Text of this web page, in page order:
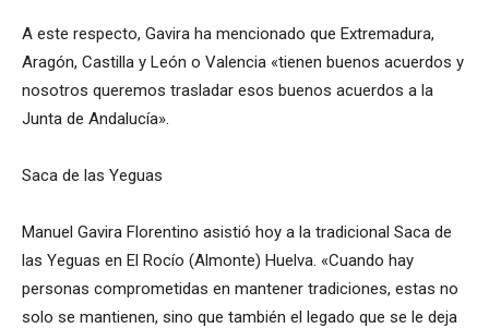
A este respecto, Gavira ha mencionado que Extremadura,
Aragón, Castilla y León o Valencia «tienen buenos acuerdos y
nosotros queremos trasladar esos buenos acuerdos a la
Junta de Andalucía».
Saca de las Yeguas
Manuel Gavira Florentino asistió hoy a la tradicional Saca de
las Yeguas en El Rocío (Almonte) Huelva. «Cuando hay
personas comprometidas en mantener tradiciones, estas no
solo se mantienen, sino que también el legado que se le deja